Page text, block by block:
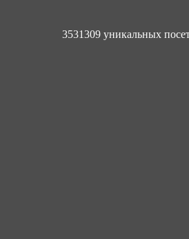
3531309 уникальных